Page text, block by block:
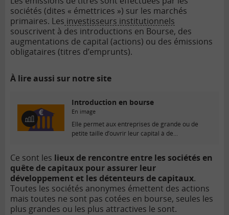
sociétés (dites « émettrices ») sur les marchés
primaires. Les investisseurs institutionnels
souscrivent à des introductions en Bourse, des
augmentations de capital (actions) ou des émissions
obligataires (titres d’emprunts).
À lire aussi sur notre site
E
n
a
g
e
Introduction en bourse
En image
Elle permet aux entreprises de grande ou de
petite taille d’ouvrir leur capital à de...
Ce sont les lieux de rencontre entre les sociétés en
quête de capitaux pour assurer leur
développement et les détenteurs de capitaux.
Toutes les sociétés anonymes émettent des actions
mais toutes ne sont pas cotées en bourse, seules les
plus grandes ou les plus attractives le sont.